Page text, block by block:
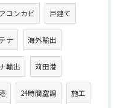
コンカビ 戸建て
ナ 海外輸出
輸出 苅田港
24時間空調 施工